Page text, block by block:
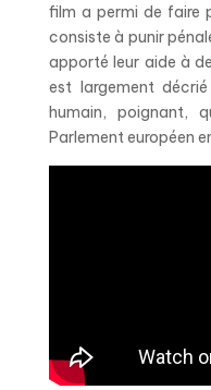
film a permi de faire
consiste à punir
apporté leur aide à
est largement
humain, poignant,
Parlement européen